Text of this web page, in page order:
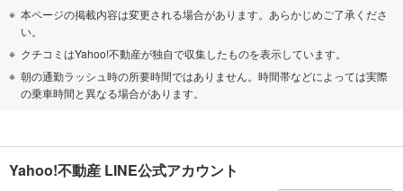
本ページの掲載内容は変更される場合があります。あらかじめご了承くださ
い。
クチコミはYahoo!不動産が独自で収集したものを表示しています。
朝の通勤ラッシュ時の所要時間ではありません。時間帯などによっては実際
の乗車時間と異なる場合があります。
Yahoo!不動産 LINE公式アカウント